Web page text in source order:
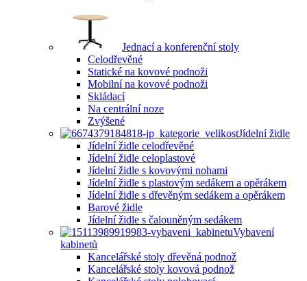
Jednací a konferenční stoly
Celodřevěné
Statické na kovové podnoži
Mobilní na kovové podnoži
Skládací
Na centrální noze
Zvýšené
Jídelní židle
Jídelní židle celodřevěné
Jídelní židle celoplastové
Jídelní židle s kovovými nohami
Jídelní židle s plastovým sedákem a opěrákem
Jídelní židle s dřevěným sedákem a opěrákem
Barové židle
Jídelní židle s čalouněným sedákem
Vybavení
kabinetů
Kancelářské stoly dřevěná podnož
Kancelářské stoly kovová podnož